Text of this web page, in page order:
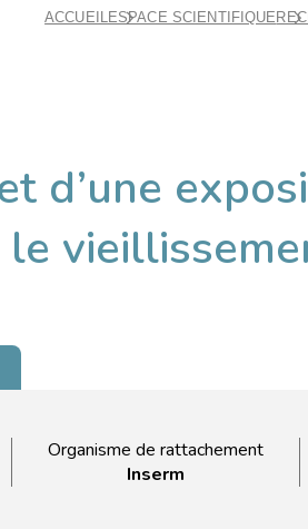
ACCUEILESPACE SCIENTIFIQUE
d’une
Organisme de rattachement
Inserm